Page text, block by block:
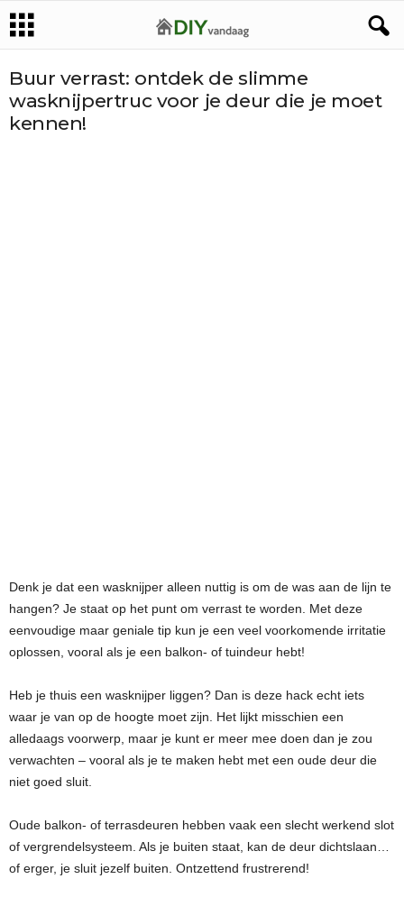
Buur verrast: ontdek de slimme
wasknijpertruc voor je deur die je moet
kennen!
Denk je dat een wasknijper alleen nuttig is om de was aan de lijn te
hangen? Je staat op het punt om verrast te worden. Met deze
eenvoudige maar geniale tip kun je een veel voorkomende irritatie
oplossen, vooral als je een balkon- of tuindeur hebt!
Heb je thuis een wasknijper liggen? Dan is deze hack echt iets
waar je van op de hoogte moet zijn. Het lijkt misschien een
alledaags voorwerp, maar je kunt er meer mee doen dan je zou
verwachten – vooral als je te maken hebt met een oude deur die
niet goed sluit.
Oude balkon- of terrasdeuren hebben vaak een slecht werkend slot
of vergrendelsysteem. Als je buiten staat, kan de deur dichtslaan…
of erger, je sluit jezelf buiten. Ontzettend frustrerend!